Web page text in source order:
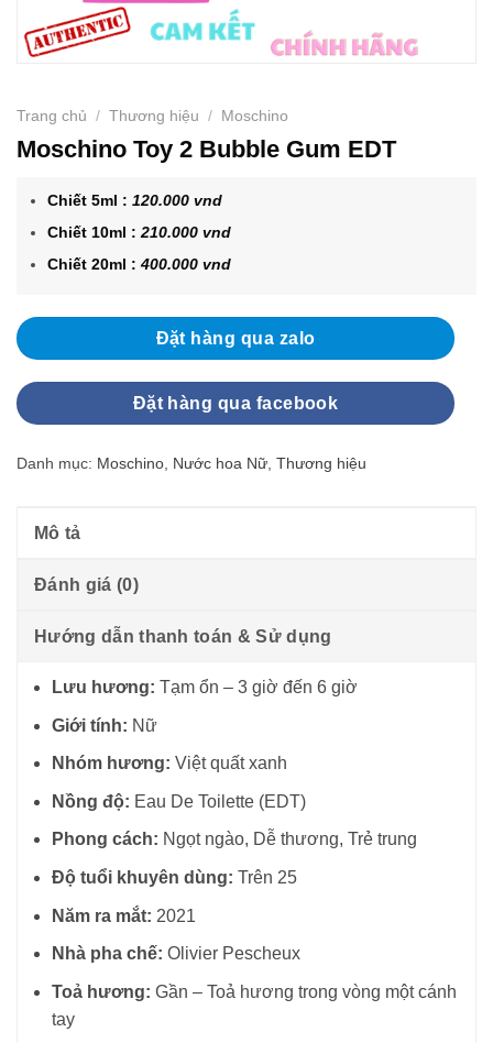
Trang chủ / Thương hiệu / Moschino
Moschino Toy 2 Bubble Gum EDT
Chiết 5ml :120.000 vnd
Chiết 10ml :210.000 vnd
Chiết 20ml :400.000 vnd
Đặt hàng qua zalo
Đặt hàng qua facebook
Danh mục: Moschino Nước hoa Nữ Thương hiệu
Mô tả
Đánh giá (0)
Hướng dẫn thanh toán & Sử dụng
Lưu hương: Tạm ổn – 3 giờ đến 6 giờ
Giới tính: Nữ
Nhóm hương: Việt quất xanh
Nồng độ: Eau De Toilette (EDT)
Phong cách: Ngọt ngào, Dễ thương, Trẻ trung
Độ tuổi khuyên dùng: Trên 25
Năm ra mắt: 2021
Nhà pha chế: Olivier Pescheux
Toả hương: Gần – Toả hương trong vòng một cánh
tay